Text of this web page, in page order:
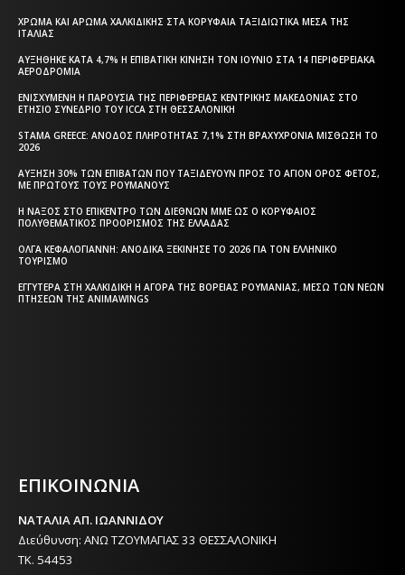
ΧΡΏΜΑ ΚΑΙ ΆΡΩΜΑ ΧΑΛΚΙΔΙΚΉΣ ΣΤΑ ΚΟΡΥΦΑΊΑ ΤΑΞΙΔΙΩΤΙΚΆ ΜΈΣΑ ΤΗΣ
ΙΤΑΛΊΑΣ
ΑΥΞΉΘΗΚΕ ΚΑΤΆ 4,7% Η ΕΠΙΒΑΤΙΚΉ ΚΊΝΗΣΗ ΤΟΝ ΙΟΎΝΙΟ ΣΤΑ 14 ΠΕΡΙΦΕΡΕΙΑΚΆ
ΑΕΡΟΔΡΌΜΙΑ
ΕΝΙΣΧΥΜΈΝΗ Η ΠΑΡΟΥΣΊΑ ΤΗΣ ΠΕΡΙΦΈΡΕΙΑΣ ΚΕΝΤΡΙΚΉΣ ΜΑΚΕΔΟΝΊΑΣ ΣΤΟ
ΕΤΉΣΙΟ ΣΥΝΈΔΡΙΟ ΤΟΥ ICCA ΣΤΗ ΘΕΣΣΑΛΟΝΊΚΗ
STAMA GREECE: ΆΝΟΔΟΣ ΠΛΗΡΌΤΗΤΑΣ 7,1% ΣΤΗ ΒΡΑΧΥΧΡΌΝΙΑ ΜΊΣΘΩΣΗ ΤΟ
2026
ΑΎΞΗΣΗ 30% ΤΩΝ ΕΠΙΒΑΤΏΝ ΠΟΥ ΤΑΞΙΔΕΎΟΥΝ ΠΡΟΣ ΤΟ ΆΓΙΟΝ ΌΡΟΣ ΦΈΤΟΣ,
ΜΕ ΠΡΏΤΟΥΣ ΤΟΥΣ ΡΟΥΜΆΝΟΥΣ
Η ΝΆΞΟΣ ΣΤΟ ΕΠΊΚΕΝΤΡΟ ΤΩΝ ΔΙΕΘΝΏΝ ΜΜΕ ΩΣ Ο ΚΟΡΥΦΑΊΟΣ
ΠΟΛΥΘΕΜΑΤΙΚΌΣ ΠΡΟΟΡΙΣΜΌΣ ΤΗΣ ΕΛΛΆΔΑΣ
ΌΛΓΑ ΚΕΦΑΛΟΓΙΆΝΝΗ: ΑΝΟΔΙΚΆ ΞΕΚΊΝΗΣΕ ΤΟ 2026 ΓΙΑ ΤΟΝ ΕΛΛΗΝΙΚΌ
ΤΟΥΡΙΣΜΌ
ΕΓΓΎΤΕΡΑ ΣΤΗ ΧΑΛΚΙΔΙΚΉ Η ΑΓΟΡΆ ΤΗΣ ΒΌΡΕΙΑΣ ΡΟΥΜΑΝΊΑΣ, ΜΈΣΩ ΤΩΝ ΝΈΩΝ
ΠΤΉΣΕΩΝ ΤΗΣ ANIMAWINGS
ΕΠΙΚΟΙΝΩΝΙΑ
ΝΑΤΑΛΙΑ ΑΠ. ΙΩΑΝΝΙΔΟΥ
Διεύθυνση: ΑΝΩ ΤΖΟΥΜΑΓΙΑΣ 33 ΘΕΣΣΑΛΟΝΙΚΗ
ΤΚ. 54453